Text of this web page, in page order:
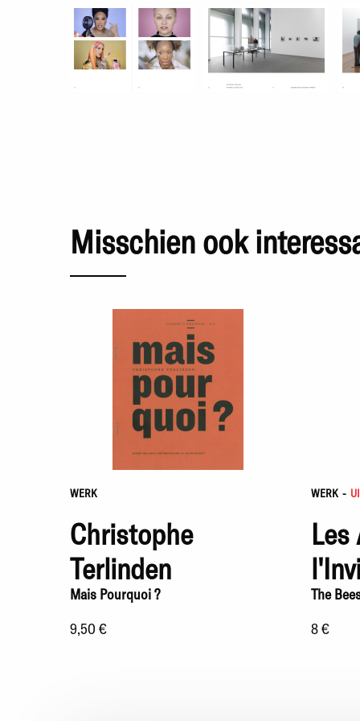
Misschien ook
WERK
Christophe
Terlinden
Mais Pourquoi ?
9,50 €
WERK -
Les
The
8 €